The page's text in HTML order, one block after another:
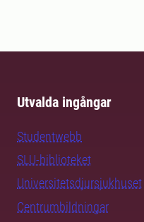
Utvalda ingångar
Studentwebb
SLU-biblioteket
Universitetsdjursjukhuset
Centrumbildningar